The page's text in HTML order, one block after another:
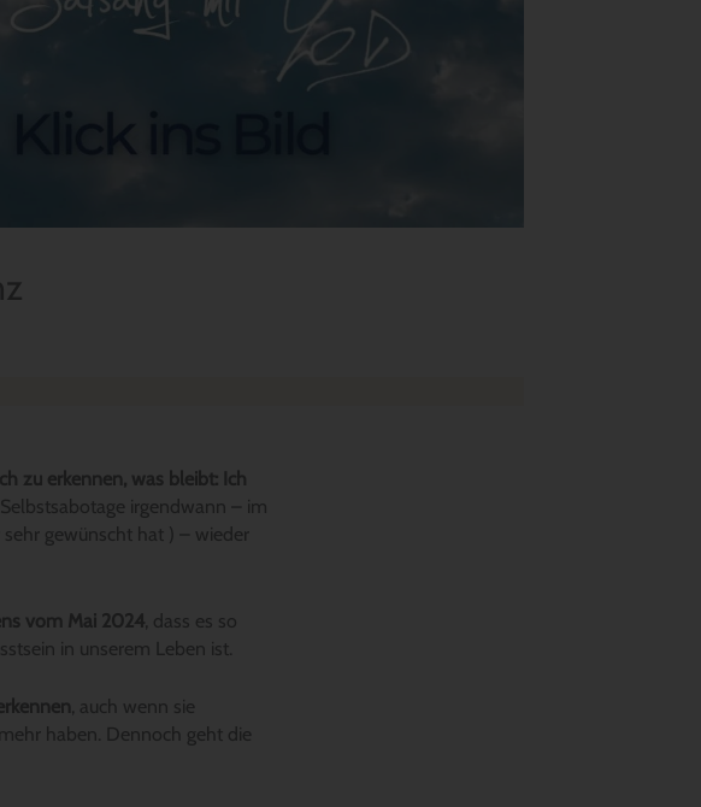
zu erkennen, was bleibt: Ich
irgendwann – im
gewünscht hat ) – wieder
vom Mai 2024 , dass es so
in unserem Leben ist.
, auch wenn sie
haben. Dennoch geht die